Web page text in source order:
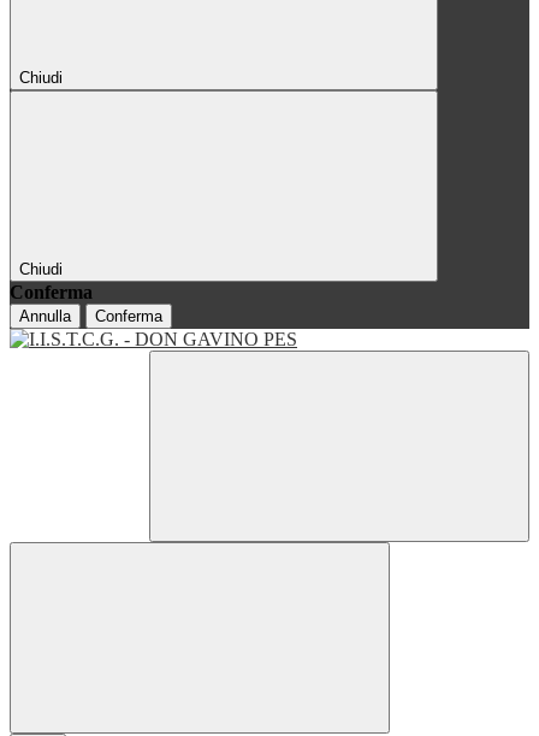
Chiudi
Chiudi
Conferma
Annulla Conferma